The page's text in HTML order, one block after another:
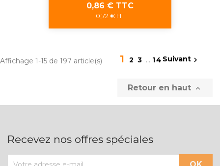
Prix
0,86 € TTC
0,72 € HT
Affichage 1-15 de 197 article(s) 1 2 3 … 14 Suivant 
Retour en haut 
Recevez nos offres spéciales